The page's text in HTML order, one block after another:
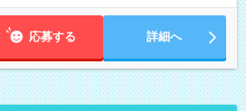
応募する 詳細へ